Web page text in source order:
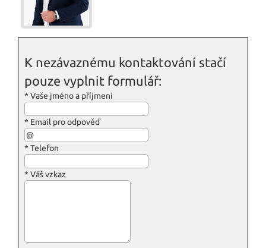
K nezávaznému kontaktování stačí
pouze vyplnit formulář:
* Vaše jméno a příjmení
* Email pro odpověď
* Telefon
* Váš vzkaz